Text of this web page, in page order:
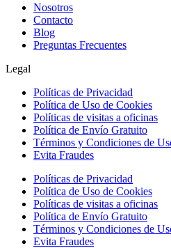
Nosotros
Contacto
Blog
Preguntas Frecuentes
Legal
Políticas de Privacidad
Política de Uso de Cookies
Políticas de visitas a oficinas
Política de Envío Gratuito
Términos y Condiciones de
Evita Fraudes
Políticas de Privacidad
Política de Uso de Cookies
Políticas de visitas a oficinas
Política de Envío Gratuito
Términos y Condiciones de
Evita Fraudes